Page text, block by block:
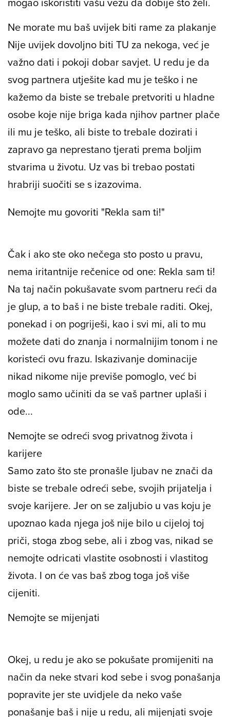
Ne morate mu baš uvijek biti rame za plakanje
Nije uvijek dovoljno biti TU za nekoga, već je
važno dati i pokoji dobar savjet. U redu je da
svog partnera utješite kad mu je teško i ne
kažemo da biste se trebale pretvoriti u hladne
osobe koje nije briga kada njihov partner plače
ili mu je teško, ali biste to trebale dozirati i
zapravo ga neprestano tjerati prema boljim
stvarima u životu. Uz vas bi trebao postati
hrabriji suočiti se s izazovima.
Nemojte mu govoriti "Rekla sam ti!"
Čak i ako ste oko nečega sto posto u pravu,
nema iritantnije rečenice od one: Rekla sam ti!
Na taj način pokušavate svom partneru reći da
je glup, a to baš i ne biste trebale raditi. Okej,
ponekad i on pogriješi, kao i svi mi, ali to mu
možete dati do znanja i normalnijim tonom i ne
koristeći ovu frazu. Iskazivanje dominacije
nikad nikome nije previše pomoglo, već bi
moglo samo učiniti da se vaš partner uplaši i
ode...
Nemojte se odreći svog privatnog života i
karijere
Samo zato što ste pronašle ljubav ne znači da
biste se trebale odreći sebe, svojih prijatelja i
svoje karijere. Jer on se zaljubio u vas koju je
upoznao kada njega još nije bilo u cijeloj toj
priči, stoga zbog sebe, ali i zbog vas, nikad se
nemojte odricati vlastite osobnosti i vlastitog
života. I on će vas baš zbog toga još više
cijeniti.
Nemojte se mijenjati
Okej, u redu je ako se pokušate promijeniti na
način da neke stvari kod sebe i svog ponašanja
popravite jer ste uvidjele da neko vaše
ponašanje baš i nije u redu, ali mijenjati svoje